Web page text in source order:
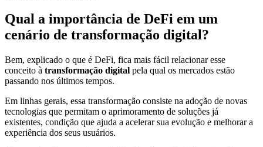
Qual a importância de DeFi em um
cenário de transformação digital?
Bem, explicado o que é DeFi, fica mais fácil relacionar esse
conceito à transformação digital pela qual os mercados estão
passando nos últimos tempos.
Em linhas gerais, essa transformação consiste na adoção de novas
tecnologias que permitam o aprimoramento de soluções já
existentes, condição que ajuda a acelerar sua evolução e melhorar a
experiência dos seus usuários.